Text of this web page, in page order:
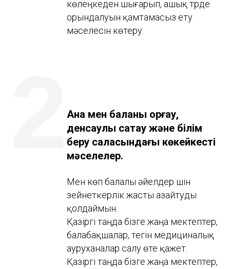
көлеңкеден шығарып, ашық түрде
орындалуын қамтамасыз ету
мәселесін көтеру.
Ана мен баланы қорғау,
денсаулық сақтау және білім
беру саласындағы көкейкесті
мәселелер.
Мен көп балалы әйелдер үшін
зейнеткерлік жасты азайтуды
қолдаймын.
Қазіргі таңда бізге жаңа мектептер,
балабақшалар, тегін медициналық
ауруханалар салу өте қажет.
Қазіргі таңда бізге жаңа мектептер,
2